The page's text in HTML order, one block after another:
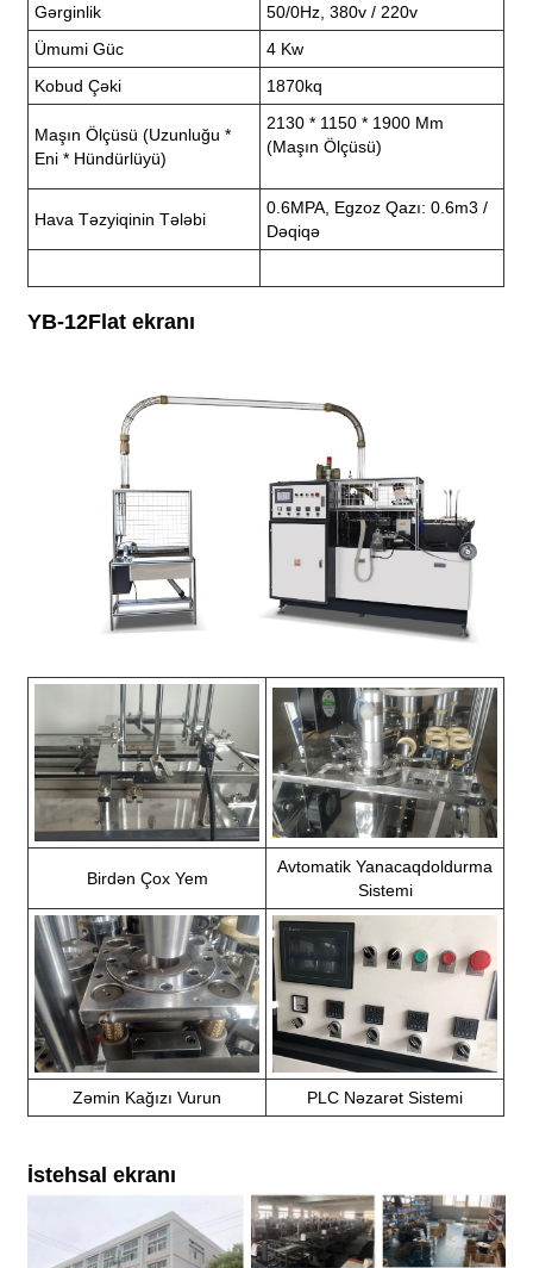
Gərginlik
50/0Hz, 380v / 220v
Ümumi Güc
4 Kw
Kobud Çəki
1870kq
Maşın Ölçüsü (uzunluğu *
Eni * Hündürlüyü)
2130 * 1150 * 1900 Mm
(maşın Ölçüsü)
Hava Təzyiqinin Tələbi
0.6MPA, Egzoz Qazı: 0.6m3 /
Dəqiqə
YB-12Flat ekranı
Birdən Çox Yem
Avtomatik Yanacaqdoldurma
Sistemi
Zəmin Kağızı Vurun PLC Nəzarət Sistemi
İstehsal ekranı